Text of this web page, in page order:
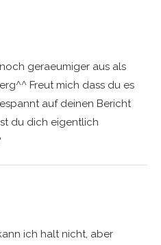
geraeumiger aus als
Freut mich dass du es
auf deinen Bericht
du dich eigentlich
ich halt nicht, aber